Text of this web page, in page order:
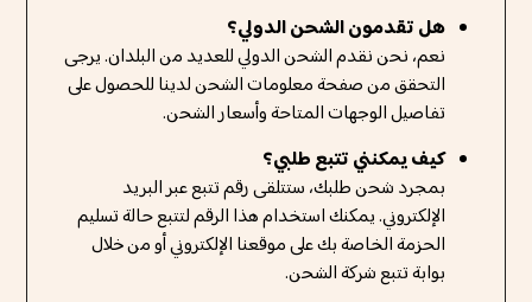
هل تقدمون الشحن الدولي؟
نعم، نحن نقدم الشحن الدولي للعديد من البلدان. يرجى
التحقق من صفحة معلومات الشحن لدينا للحصول على
تفاصيل الوجهات المتاحة وأسعار الشحن.
كيف يمكنني تتبع طلبي؟
بمجرد شحن طلبك، ستتلقى رقم تتبع عبر البريد
الإلكتروني. يمكنك استخدام هذا الرقم لتتبع حالة تسليم
الحزمة الخاصة بك على موقعنا الإلكتروني أو من خلال
بوابة تتبع شركة الشحن.